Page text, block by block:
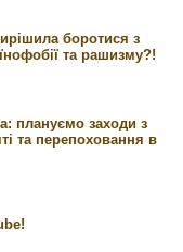
боротися з
та рашизму?!
плануємо заходи з
та перепоховання в